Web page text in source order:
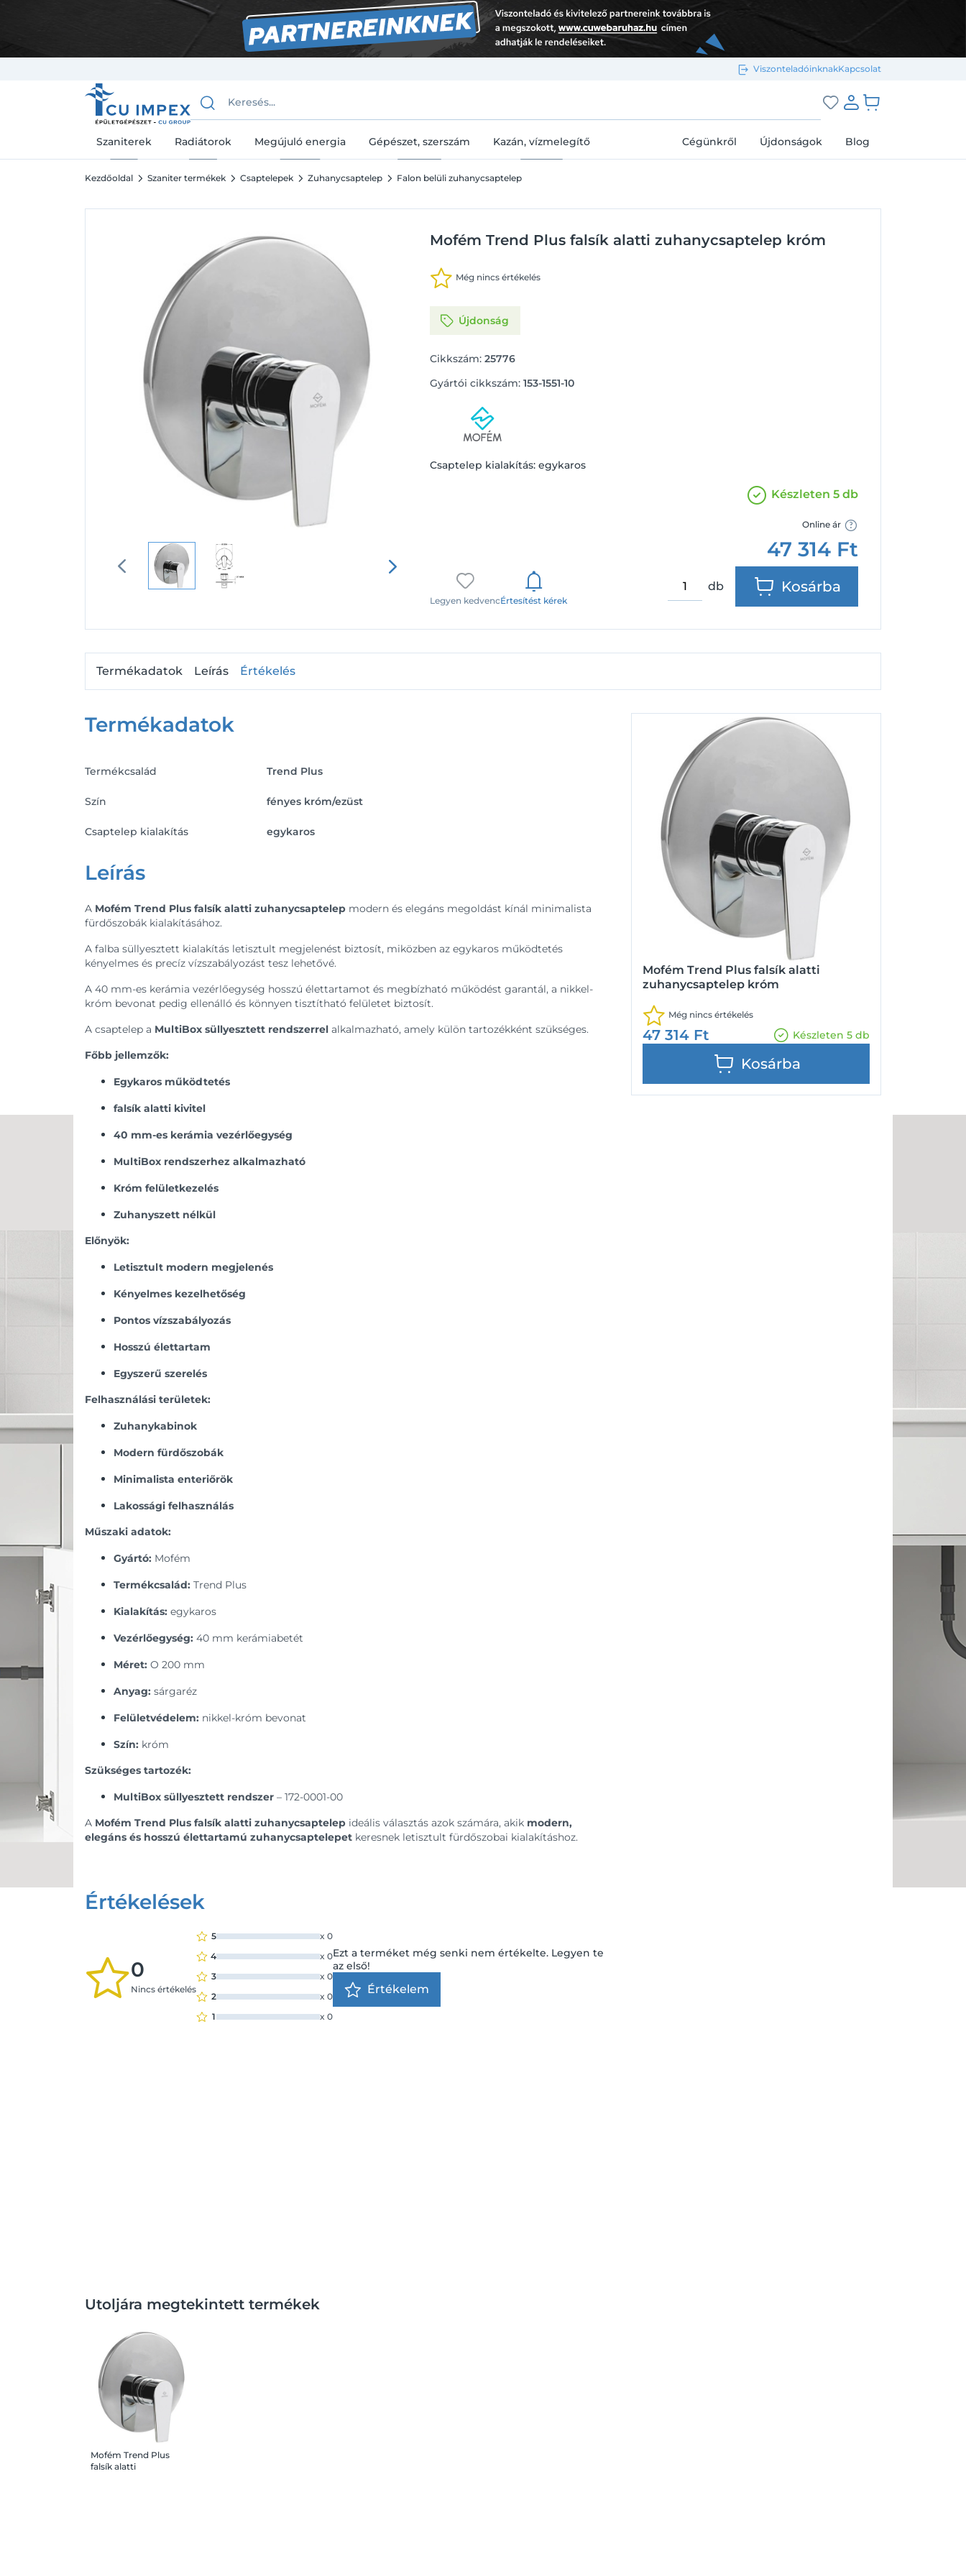
ViszonteladóinknakKapcsolat
Bejelentkezés e-mail-címmel
Szaniterek Radiátorok Megújuló energia Gépészet, szerszám Kazán, vízmelegítő Cégünkről Újdonságok Blog
Kezdőoldal Szaniter termékek Csaptelepek Zuhanycsaptelep Falon belüli zuhanycsaptelep
Mofém Trend Plus falsík alatti zuhanycsaptelep króm
Még nincs értékelés
Újdonság
Cikkszám: 25776
Gyártói cikkszám: 153-1551-10
Csaptelep kialakítás: egykaros
Legyen kedvencÉrtesítést kérek
Készleten 5 db
Online ár
47 314 Ft
db Kosárba
Mofém Trend Plus falsík alatti
zuhanycsaptelep króm
Még nincs értékelés
47 314 Ft Készleten 5 db
Kosárba
Termékadatok Leírás Értékelés
Termékadatok
Termékcsalád Trend Plus
Szín fényes króm/ezüst
Csaptelep kialakítás egykaros
Leírás
A Mofém Trend Plus falsík alatti zuhanycsaptelep modern és elegáns megoldást kínál minimalista
fürdőszobák kialakításához.
A falba süllyesztett kialakítás letisztult megjelenést biztosít, miközben az egykaros működtetés
kényelmes és precíz vízszabályozást tesz lehetővé.
A 40 mm-es kerámia vezérlőegység hosszú élettartamot és megbízható működést garantál, a nikkel-
króm bevonat pedig ellenálló és könnyen tisztítható felületet biztosít.
A csaptelep a MultiBox süllyesztett rendszerrel alkalmazható, amely külön tartozékként szükséges.
Főbb jellemzők:
Egykaros működtetés
falsík alatti kivitel
40 mm-es kerámia vezérlőegység
MultiBox rendszerhez alkalmazható
Króm felületkezelés
Zuhanyszett nélkül
Előnyök:
Letisztult modern megjelenés
Kényelmes kezelhetőség
Pontos vízszabályozás
Hosszú élettartam
Egyszerű szerelés
Felhasználási területek:
Zuhanykabinok
Modern fürdőszobák
Minimalista enteriőrök
Lakossági felhasználás
Műszaki adatok:
Gyártó: Mofém
Termékcsalád: Trend Plus
Kialakítás: egykaros
Vezérlőegység: 40 mm kerámiabetét
Méret: O 200 mm
Anyag: sárgaréz
Felületvédelem: nikkel-króm bevonat
Szín: króm
Szükséges tartozék:
MultiBox süllyesztett rendszer – 172-0001-00
A Mofém Trend Plus falsík alatti zuhanycsaptelep ideális választás azok számára, akik modern,
elegáns és hosszú élettartamú zuhanycsaptelepet keresnek letisztult fürdőszobai kialakításhoz.
Értékelések
0
Nincs értékelés
5 x 0
4
x 0
3
x 0
2
x 0
1
x 0
Ezt a terméket még senki nem értékelte. Legyen te
az első!
Értékelem
Utoljára megtekintett termékek
Mofém Trend Plus
falsík alatti